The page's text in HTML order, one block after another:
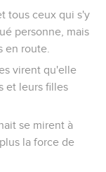
tous ceux qui s'y
personne, mais
en route.
virent qu'elle
et leurs filles
se mirent à
la force de